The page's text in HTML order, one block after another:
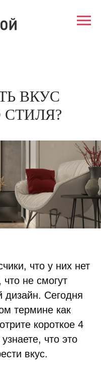
ВКУС
что у них нет
что не смогут
дизайн. Сегодня
термине как
короткое 4
что это
вкус.